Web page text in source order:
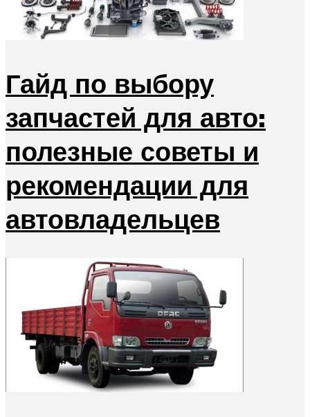
Гайд по выбору
запчастей для авто:
полезные советы и
рекомендации для
автовладельцев